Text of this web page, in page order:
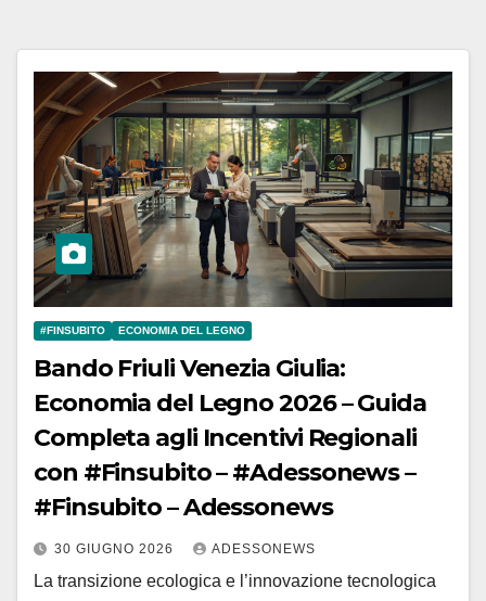
#FINSUBITO ECONOMIA DEL LEGNO
Bando Friuli Venezia Giulia:
Economia del Legno 2026 – Guida
Completa agli Incentivi Regionali
con #Finsubito – #Adessonews –
#Finsubito – Adessonews
30 GIUGNO 2026 ADESSONEWS
La transizione ecologica e l’innovazione tecnologica